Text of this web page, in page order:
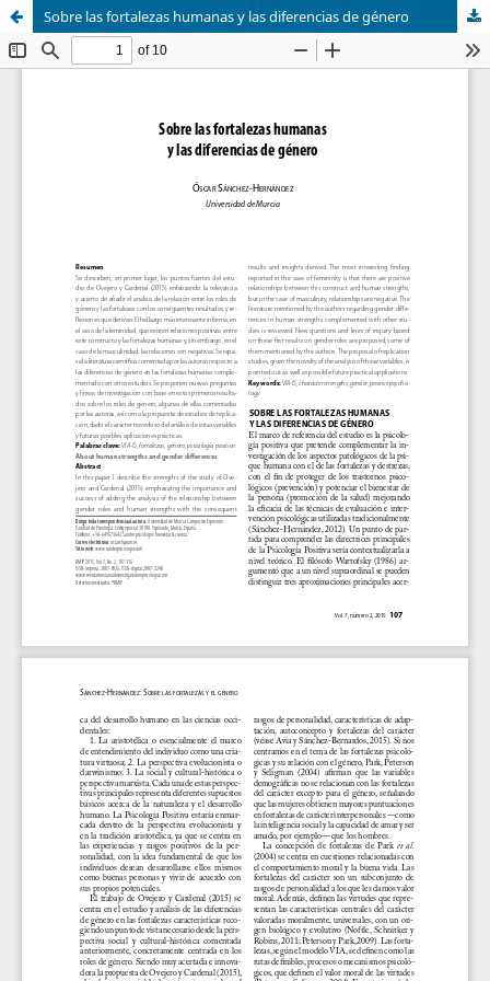
Sobre las fortalezas humanas y las diferencias de género